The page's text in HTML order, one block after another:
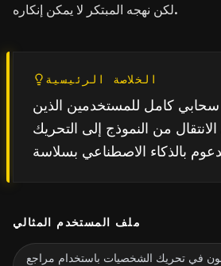
لكن نهجه المبتكر لا يمكن إنكاره.
الخلاصة الرئيسية
كامل للمستخدمين الذين
من النموذج إلى التحريك
ملف المستخدم المثالي
في تحريك الشخصيات باستخدام مراجع